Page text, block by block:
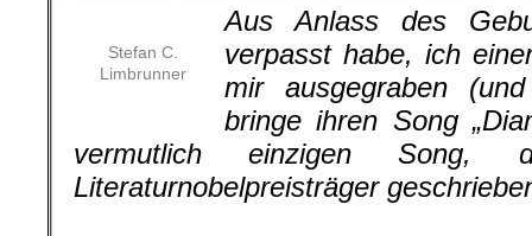
Stefan C.
Limbrunner
Aus Anlass des
verpasst habe, ich
mir ausgegraben
bringe ihren Song
vermutlich einzigen
Literaturnobelpreisträger